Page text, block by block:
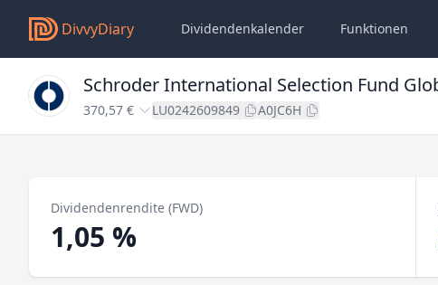
DivvyDiary Dividendenkalender Funktionen
Schroder International Selection Fund
370,57 € LU0242609849 A0JC6H
Dividendenrendite (FWD)
1,05 %